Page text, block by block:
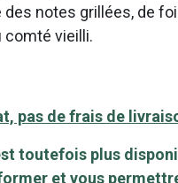
notes grillées, de
comté vieilli.
pas de frais de
toutefois plus
et vous